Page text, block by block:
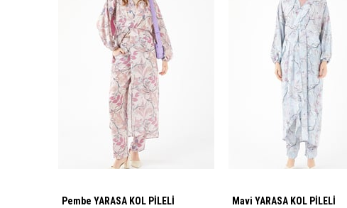
Pembe YARASA KOL PİLELİ
Mavi YARASA KOL PİLELİ